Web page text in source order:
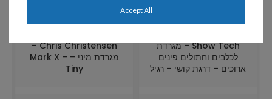
Show Tech – מגרדת
לכלבים וחתולים פינים
ארוכים – דרגת קושי – רגיל
Chris Christensen –
מגרדת מיני – Mark X –
Tiny
Accept All